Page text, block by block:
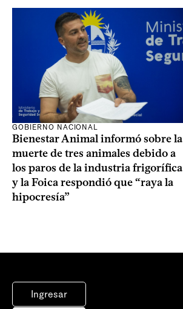
GOBIERNO NACIONAL
Bienestar Animal informó sobre la
muerte de tres animales debido a
los paros de la industria frigorífica
y la Foica respondió que “raya la
hipocresía”
Ingresar